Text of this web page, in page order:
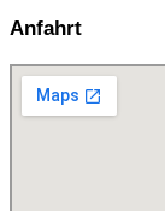
Anfahrt